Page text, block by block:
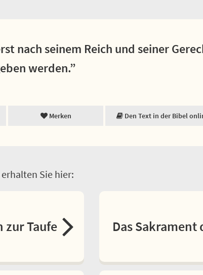
nach seinem Reich und seiner
werden.”
Merken Den Text in der Bibel
Sie hier:
zur Taufe Das Sakrament